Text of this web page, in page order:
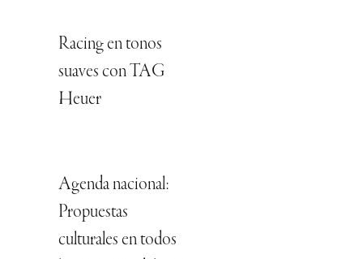
Racing en tonos
suaves con TAG
Heuer
Agenda nacional:
Propuestas
culturales en todos